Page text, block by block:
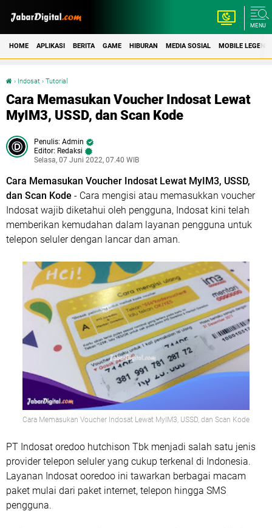
MENU
HOME APLIKASI BERITA GAME HIBURAN MEDIA SOSIAL MOBILE
› Indosat › Tutorial
Cara Memasukan Voucher Indosat Lewat
MyIM3, USSD, dan Scan Kode
Admin
Editor: Redaksi
Selasa, 07 Juni 2022, 07.40 WIB
Cara Memasukan Voucher Indosat Lewat MyIM3, USSD,
dan Scan Kode - Cara mengisi atau memasukkan voucher
Indosat wajib diketahui oleh pengguna, Indosat kini telah
memberikan kemudahan dalam layanan pengguna untuk
telepon seluler dengan lancar dan aman.
Cara Memasukan Voucher Indosat Lewat MyIM3, USSD, dan Scan Kode
PT Indosat oredoo hutchison Tbk menjadi salah satu jenis
provider telepon seluler yang cukup terkenal di Indonesia.
Layanan Indosat ooredoo ini tawarkan berbagai macam
paket mulai dari paket internet, telepon hingga SMS
pengguna.